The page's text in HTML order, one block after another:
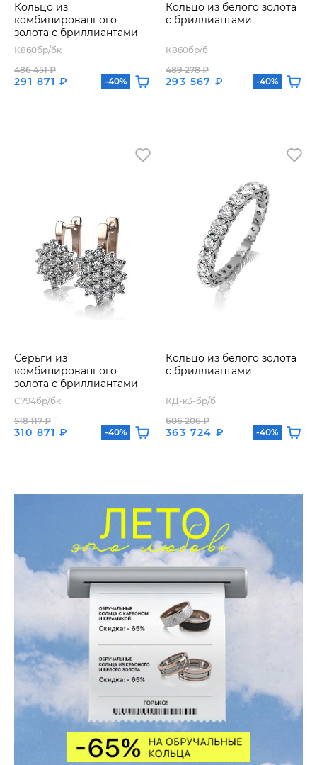
Кольцо из
комбинированного
золота с бриллиантами
К860бр/бк
291 871 ₽
486 451 ₽
-40%
Кольцо из белого золота
с бриллиантами
К860бр/б
293 567 ₽
489 278 ₽
-40%
Серьги из
комбинированного
золота с бриллиантами
С794бр/бк
310 871 ₽
518 117 ₽
-40%
Кольцо из белого золота
с бриллиантами
КД-к3-бр/б
363 724 ₽
606 206 ₽
-40%